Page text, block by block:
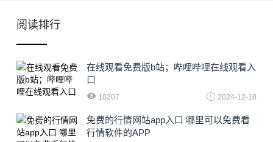
阅读排行
在线观看免费版b站；哔哩哔哩在线观看入
口
10207 2024-12-10
免费的行情网站app入口 哪里可以免费看
行情软件的APP